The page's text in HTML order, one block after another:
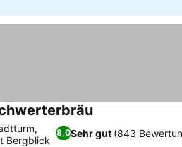
Preise sehen
8,0Sehr gut (843
Bergblick